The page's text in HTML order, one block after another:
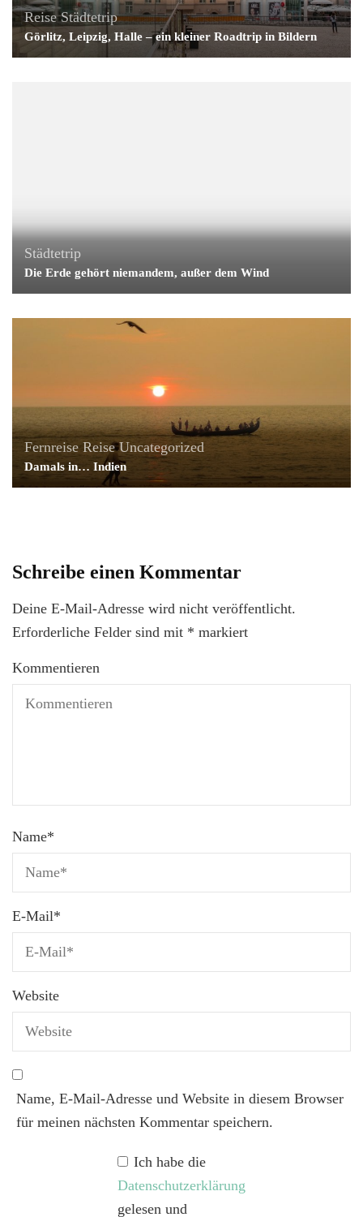
Reise Städtetrip
Görlitz, Leipzig, Halle – ein kleiner Roadtrip in Bildern
Städtetrip
Die Erde gehört niemandem, außer dem Wind
Fernreise Reise Uncategorized
Damals in… Indien
Schreibe einen Kommentar
Deine E-Mail-Adresse wird nicht veröffentlicht.
Erforderliche Felder sind mit * markiert
Kommentieren
Name*
E-Mail*
Website
Name, E-Mail-Adresse und Website in diesem Browser
für meinen nächsten Kommentar speichern.
Ich habe die
Datenschutzerklärung
gelesen und